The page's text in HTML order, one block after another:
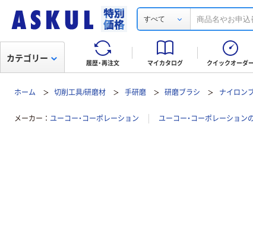
すべて
履歴・再注文 マイカタログ クイックオーダー
カテゴリー
ホーム 切削工具/研磨材 手研磨 研磨ブラシ ナイロン
メーカー ユーコー・コーポレーション ユーコー・コーポレーション